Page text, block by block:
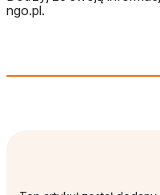
ngo.pl.